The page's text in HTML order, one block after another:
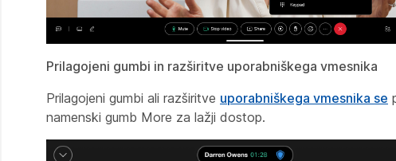
Prilagojeni gumbi in razširitve uporabniškega vmesnika
Prilagojeni gumbi ali razširitve uporabniškega vmesnika se
namenski gumb More za lažji dostop.